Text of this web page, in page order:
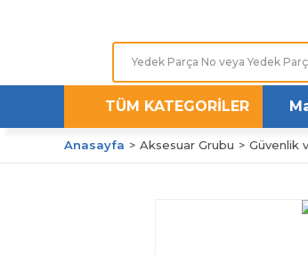
TÜM KATEGORİLER
Anasayfa Aksesuar Grubu Güvenlik